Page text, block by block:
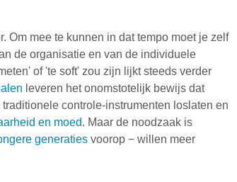
Om mee te kunnen in dat tempo moet je zelf
de organisatie en van de individuele
of 'te soft' zou zijn lijkt steeds verder
leveren het onomstotelijk bewijs dat
controle-instrumenten loslaten en
en moed. Maar de noodzaak is
generaties voorop − willen meer